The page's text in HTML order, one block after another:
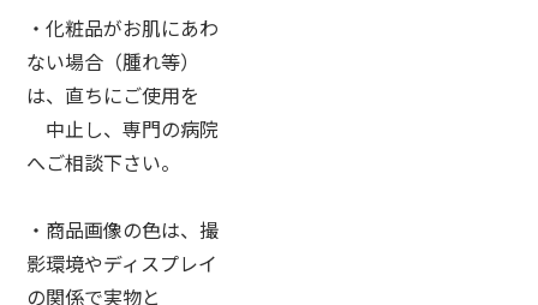
・化粧品がお肌にあわ
ない場合（腫れ等）
は、直ちにご使用を
中止し、専門の病院
へご相談下さい。
・商品画像の色は、撮
影環境やディスプレイ
の関係で実物と